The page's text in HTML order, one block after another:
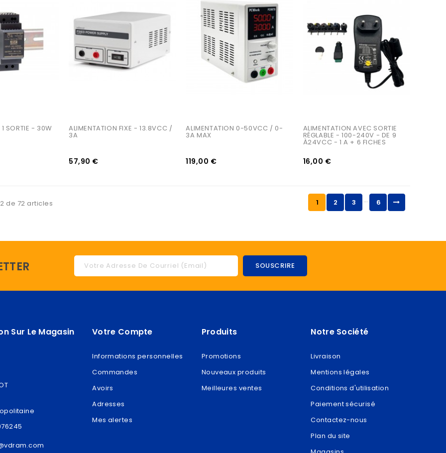
SORTIE - 30W ALIMENTATION FIXE - 13.8VCC /
3A
57,90 €
ALIMENTATION 0-50VCC / 0-
3A MAX
119,00 €
ALIMENTATION AVEC SORTIE
RÉGLABLE - 100-240V - DE 9
À24VCC - 1 A + 6 FICHES
16,00 €
de 72 articles 1 2 3 … 6
Sur Le Magasin Votre Compte
Informations personnelles
Commandes
Avoirs
Adresses
Mes alertes
Produits
Promotions
Nouveaux produits
Meilleures ventes
Notre Société
Livraison
Mentions légales
Conditions d'utilisation
Paiement sécurisé
Contactez-nous
Plan du site